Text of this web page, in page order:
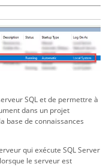
SQL et de permettre à
dans un projet
base de connaissances
qui exécute SQL Server
le serveur est